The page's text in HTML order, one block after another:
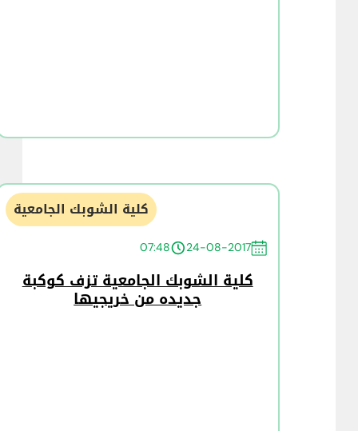
كلية الشوبك الجامعية
24-08-2017
07:48
كلية الشوبك الجامعية تزف كوكبة
جديده من خريجيها